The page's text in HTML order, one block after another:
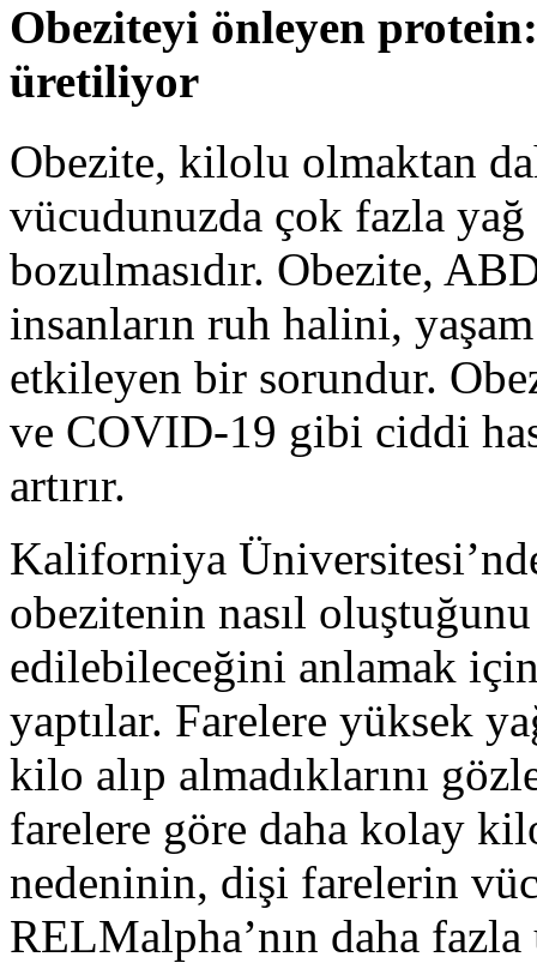
Obeziteyi önleyen
üretiliyor
Obezite, kilolu olmaktan
vücudunuzda çok fazla yağ
bozulmasıdır. Obezite,
insanların ruh halini,
etkileyen bir sorundur.
ve COVID-19 gibi ciddi
artırır.
Kaliforniya
obezitenin nasıl
edilebileceğini anlamak
yaptılar. Farelere yüksek
kilo alıp almadıklarını
farelere göre daha kolay
nedeninin, dişi farelerin
RELMalpha’nın daha